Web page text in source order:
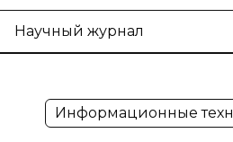
Научный журнал
Информационные